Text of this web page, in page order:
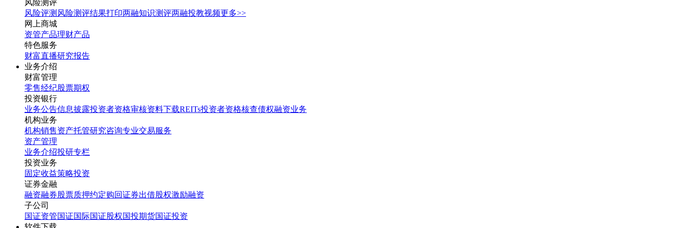
风险测评
风险评测 风险测评结果打印两融知识测评两融投教视频更多>>
网上商城
资管产品理财产品
特色服务
财富直播研究报告
业务介绍
财富管理
零售经纪股票期权
投资银行
业务公告信息披露投资者资格审核资料下载REITs投资者资格核查债权融资业务
机构业务
机构销售资产托管研究咨询专业交易服务
资产管理
业务介绍投研专栏
投资业务
固定收益策略投资
证券金融
融资融券股票质押约定购回证券出借股权激励融资
子公司
国证资管国证国际国证股权国投期货国证投资